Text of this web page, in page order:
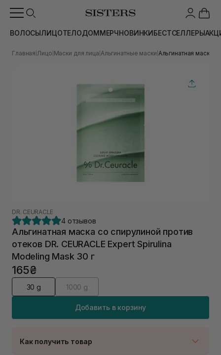
ВОЛОСЫЛИЦОТЕЛОДОММЕРЧНОВИНКИБЕСТСЕЛЛЕРЫ
Главная Лицо Маски для лица Альгинатные маски Альгинатная маска
DR. CEURACLE
4 отзывов
Альгинатная маска со спирулиной против
отеков DR. CEURACLE Expert Spirulina
Modeling Mask 30 г
165₴
30 g 1000 g
Добавить в корзину
Как получить товар